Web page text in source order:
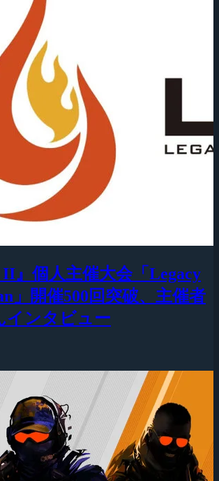
II』個人主催大会「Legacy
」開催500回突破、主催者
インタビュー